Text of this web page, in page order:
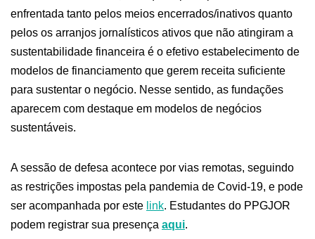
enfrentada tanto pelos meios encerrados/inativos quanto
pelos os arranjos jornalísticos ativos que não atingiram a
sustentabilidade financeira é o efetivo estabelecimento de
modelos de financiamento que gerem receita suficiente
para sustentar o negócio. Nesse sentido, as fundações
aparecem com destaque em modelos de negócios
sustentáveis.
A sessão de defesa acontece por vias remotas, seguindo
as restrições impostas pela pandemia de Covid-19, e pode
ser acompanhada por este link. Estudantes do PPGJOR
podem registrar sua presença aqui.